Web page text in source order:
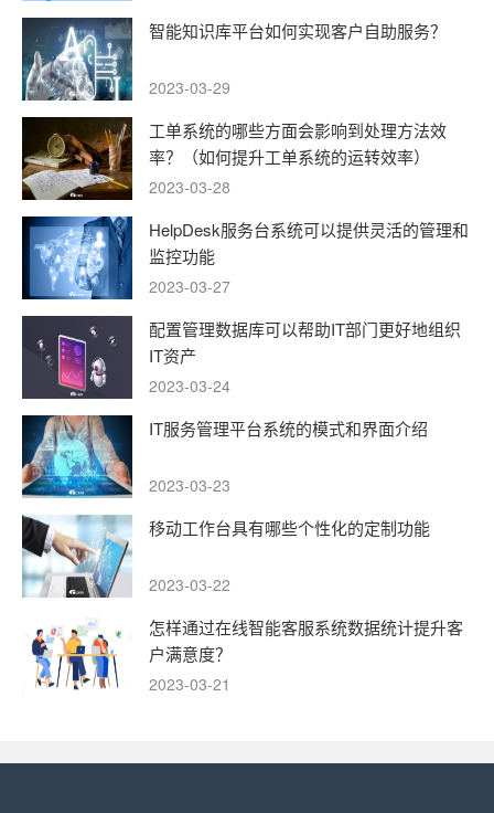
智能知识库平台如何实现客户自助服务？
2023-03-29
工单系统的哪些方面会影响到处理方法效
率？（如何提升工单系统的运转效率）
2023-03-28
HelpDesk服务台系统可以提供灵活的管理和
监控功能
2023-03-27
配置管理数据库可以帮助IT部门更好地组织
IT资产
2023-03-24
IT服务管理平台系统的模式和界面介绍
2023-03-23
移动工作台具有哪些个性化的定制功能
2023-03-22
怎样通过在线智能客服系统数据统计提升客
户满意度？
2023-03-21